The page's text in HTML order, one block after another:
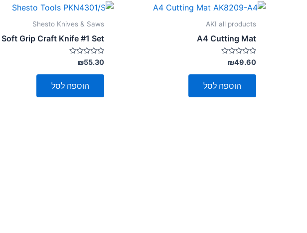
AKI all products
A4 Cutting Mat
דורג
0
מתוך
₪49.60
הוספה לסל
Shesto Knives & Saws
Soft Grip Craft Knife #1 Set
דורג
0
מתוך
₪55.30
הוספה לסל